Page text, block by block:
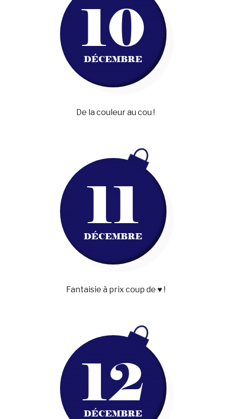
10
DÉCEMBRE
De la couleur au cou !
11
DÉCEMBRE
Fantaisie à prix coup de ♥ !
12
DÉCEMBRE